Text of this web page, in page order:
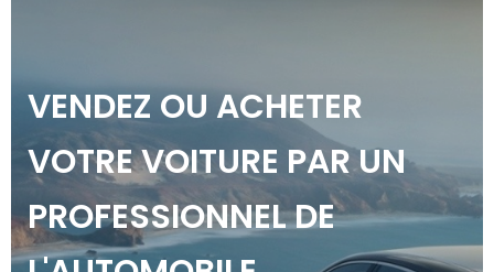
VENDEZ OU ACHETER
VOTRE VOITURE PAR UN
PROFESSIONNEL DE